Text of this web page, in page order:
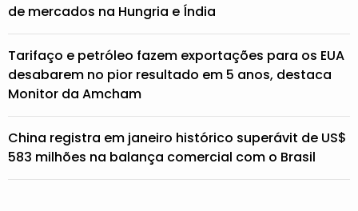
de mercados na Hungria e Índia
Tarifaço e petróleo fazem exportações para os EUA
desabarem no pior resultado em 5 anos, destaca
Monitor da Amcham
China registra em janeiro histórico superávit de US$
583 milhões na balança comercial com o Brasil